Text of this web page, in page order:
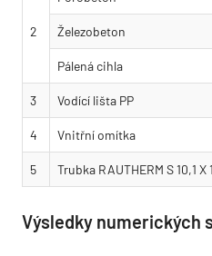
2 Železobeton
Pálená cihla
3 Vodící lišta PP
4 Vnitřní omítka
5 Trubka RAUTHERM S 10,1 X
Výsledky numerických